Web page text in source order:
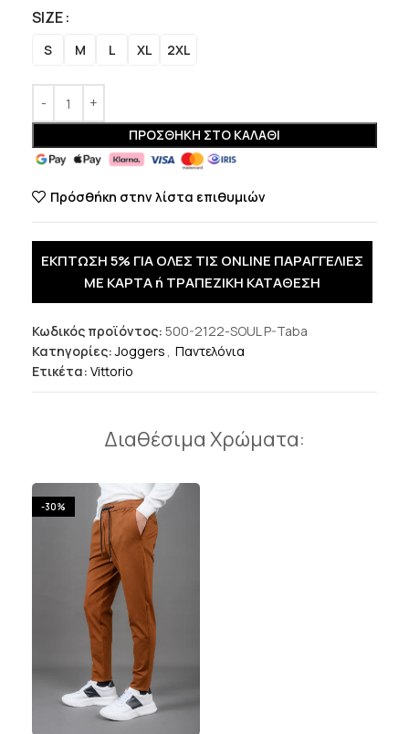
SIZE
S M L XL 2XL
ΠΡΟΣΘΉΚΗ ΣΤΟ ΚΑΛΆΘΙ
Πρόσθήκη στην λίστα επιθυμιών
ΕΚΠΤΩΣΗ 5% ΓΙΑ ΟΛΕΣ ΤΙΣ ONLINE ΠΑΡΑΓΓΕΛΙΕΣ
ΜΕ ΚΑΡΤΑ ή ΤΡΑΠΕΖΙΚΗ ΚΑΤΑΘΕΣΗ
Κωδικός προϊόντος: 500-2122-SOUL P-Taba
Κατηγορίες: Joggers , Παντελόνια
Ετικέτα: Vittorio
Διαθέσιμα Χρώματα:
-30%